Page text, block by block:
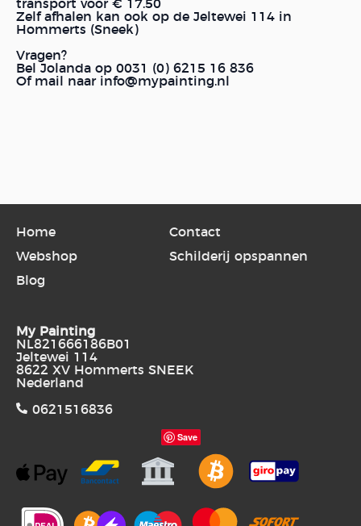
transport voor € 17.50
Zelf afhalen kan ook op de Jeltewei 114 in
Hommerts (Sneek)
Vragen?
Bel Jolanda op 0031 (0) 6215 16 836
Of mail naar info@mypainting.nl
Home
Contact
Webshop
Schilderij opspannen
Blog
My Painting
NL821666186B01
Jeltewei 114
8622 XV Hommerts SNEEK
Nederland
0621516836
Save